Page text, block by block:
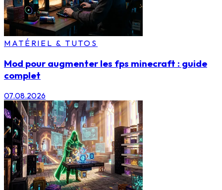
MATÉRIEL & TUTOS
Mod pour augmenter les fps minecraft : guide
complet
07.08.2026